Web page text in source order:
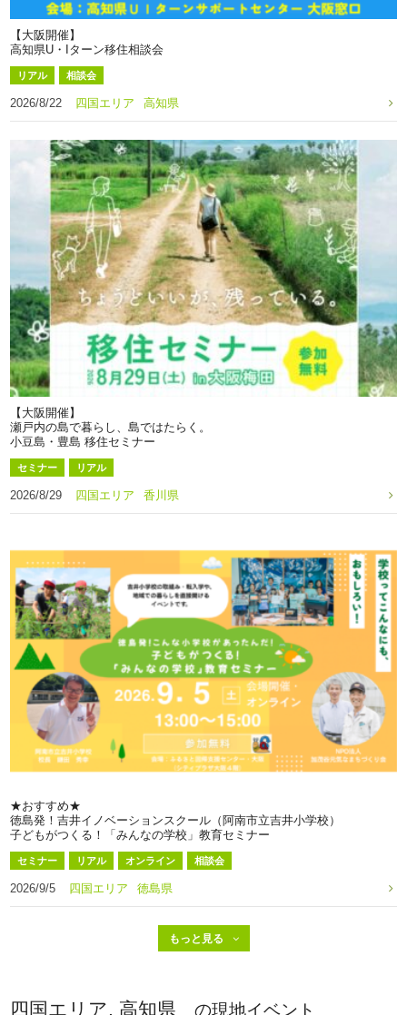
【大阪開催】
高知県U・Iターン移住相談会
リアル 相談会
2026/8/22 四国エリア 高知県
【大阪開催】
瀬戸内の島で暮らし、島ではたらく。
小豆島・豊島 移住セミナー
セミナー リアル
2026/8/29 四国エリア 香川県
★おすすめ★
徳島発！吉井イノベーションスクール（阿南市立吉井小学校）
子どもがつくる！「みんなの学校」教育セミナー
セミナー リアル オンライン 相談会
2026/9/5 四国エリア 徳島県
四国エリア, 高知県 の現地イベント